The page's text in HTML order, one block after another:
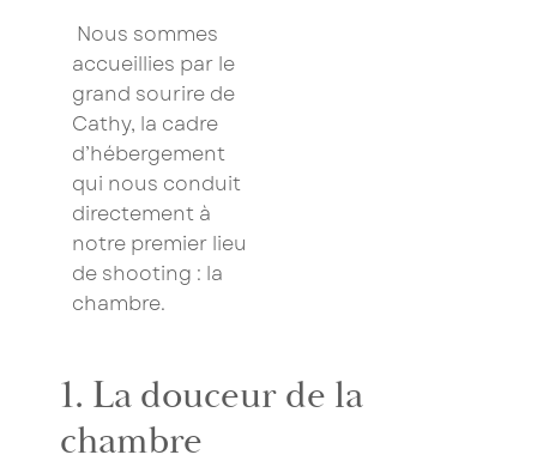
Nous sommes
accueillies par le
grand sourire de
Cathy, la cadre
d’hébergement
qui nous conduit
directement à
notre premier lieu
de shooting : la
chambre.
1. La douceur de la
chambre